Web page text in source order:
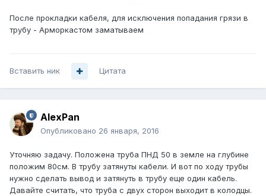
После прокладки кабеля, для исключения попадания грязи в
трубу - Арморкастом заматываем
Вставить ник Цитата
AlexPan
Опубликовано 26 января, 2016
Уточняю задачу. Положена труба ПНД 50 в земле на глубине
положим 80см. В трубу затянуты кабели. И вот по ходу трубы
нужно сделать вывод и затянуть в трубу еще один кабель.
Давайте считать, что труба с двух сторон выходит в колодцы.